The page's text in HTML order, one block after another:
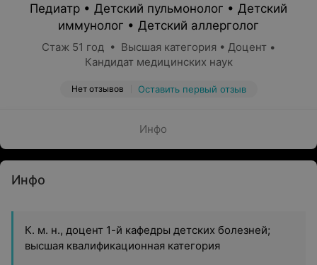
Педиатр • Детский пульмонолог • Детский
иммунолог • Детский аллерголог
Стаж 51 год • Высшая категория • Доцент •
Кандидат медицинских наук
Нет отзывов Оставить первый отзыв
Инфо
Инфо
К. м. н., доцент 1-й кафедры детских болезней;
высшая квалификационная категория